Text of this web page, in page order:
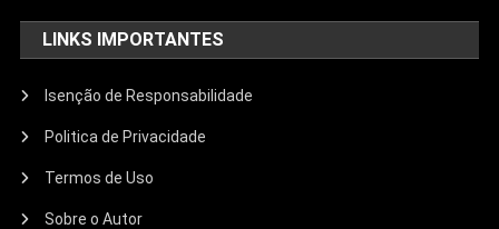
LINKS IMPORTANTES
Isenção de Responsabilidade
Politica de Privacidade
Termos de Uso
Sobre o Autor